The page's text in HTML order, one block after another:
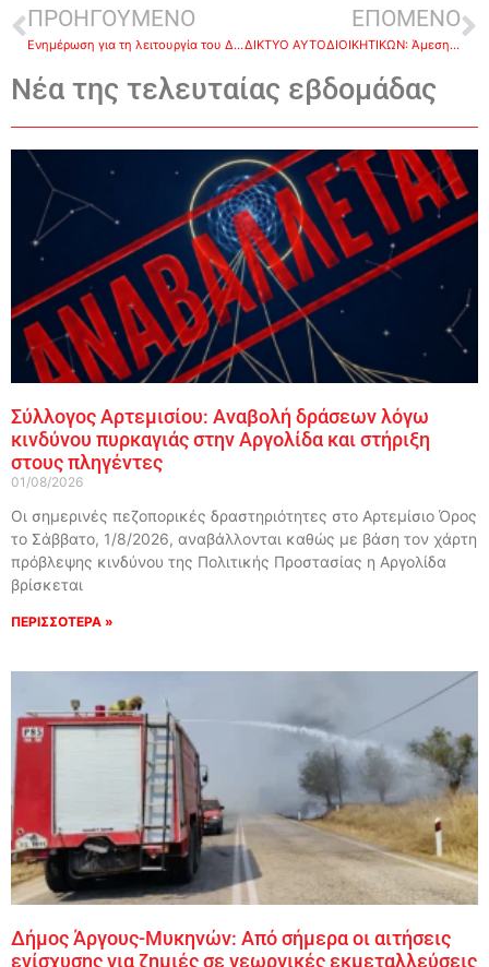
ΠΡΟΗΓΟΥΜΕΝΟ
Ενημέρωση για τη λειτουργία του Δημαρχείου και των υπηρεσιών του Δήμου Ναυπλίου.
ΕΠΟΜΕΝΟ
ΔΙΚΤΥΟ ΑΥΤΟΔΙΟΙΚΗΤΙΚΩΝ: Άμεση επανασύνδεση νερού και ρεύματος στα σπίτια. Αναστολή διακοπής για όσους χρειαστεί
Νέα της τελευταίας εβδομάδας
Σύλλογος Αρτεμισίου: Αναβολή δράσεων λόγω
κινδύνου πυρκαγιάς στην Αργολίδα και στήριξη
στους πληγέντες
01/08/2026
Οι σημερινές πεζοπορικές δραστηριότητες στο Αρτεμίσιο Όρος
το Σάββατο, 1/8/2026, αναβάλλονται καθώς με βάση τον χάρτη
πρόβλεψης κινδύνου της Πολιτικής Προστασίας η Αργολίδα
βρίσκεται
ΠΕΡΙΣΣΟΤΕΡΑ »
Δήμος Άργους-Μυκηνών: Από σήμερα οι αιτήσεις
ενίσχυσης για ζημιές σε γεωργικές εκμεταλλεύσεις